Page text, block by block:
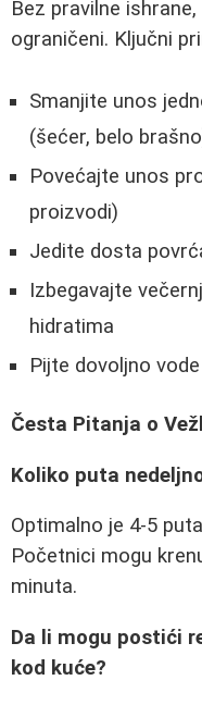
Bez pravilne
ograničeni. Ključni
Smanjite unos
(šećer, belo
Povećajte unos
proizvodi)
Jedite dosta
Izbegavajte
hidratima
Pijte dovoljno
Česta Pitanja o
Koliko puta
Optimalno je 4-5
Početnici mogu
minuta.
Da li mogu postići
kod kuće?